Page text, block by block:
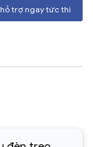
trợ ngay tức thì